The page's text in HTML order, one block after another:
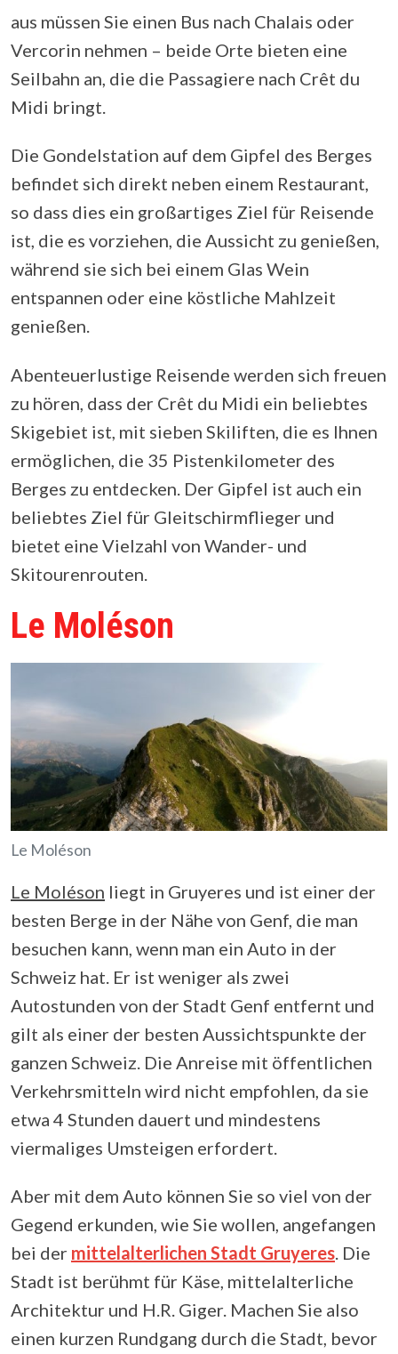
aus müssen Sie einen Bus nach Chalais oder
Vercorin nehmen – beide Orte bieten eine
Seilbahn an, die die Passagiere nach Crêt du
Midi bringt.
Die Gondelstation auf dem Gipfel des Berges
befindet sich direkt neben einem Restaurant,
so dass dies ein großartiges Ziel für Reisende
ist, die es vorziehen, die Aussicht zu genießen,
während sie sich bei einem Glas Wein
entspannen oder eine köstliche Mahlzeit
genießen.
Abenteuerlustige Reisende werden sich freuen
zu hören, dass der Crêt du Midi ein beliebtes
Skigebiet ist, mit sieben Skiliften, die es Ihnen
ermöglichen, die 35 Pistenkilometer des
Berges zu entdecken. Der Gipfel ist auch ein
beliebtes Ziel für Gleitschirmflieger und
bietet eine Vielzahl von Wander- und
Skitourenrouten.
Le Moléson
Le Moléson
Le Moléson liegt in Gruyeres und ist einer der
besten Berge in der Nähe von Genf, die man
besuchen kann, wenn man ein Auto in der
Schweiz hat. Er ist weniger als zwei
Autostunden von der Stadt Genf entfernt und
gilt als einer der besten Aussichtspunkte der
ganzen Schweiz. Die Anreise mit öffentlichen
Verkehrsmitteln wird nicht empfohlen, da sie
etwa 4 Stunden dauert und mindestens
viermaliges Umsteigen erfordert.
Aber mit dem Auto können Sie so viel von der
Gegend erkunden, wie Sie wollen, angefangen
bei der mittelalterlichen Stadt Gruyeres. Die
Stadt ist berühmt für Käse, mittelalterliche
Architektur und H.R. Giger. Machen Sie also
einen kurzen Rundgang durch die Stadt, bevor